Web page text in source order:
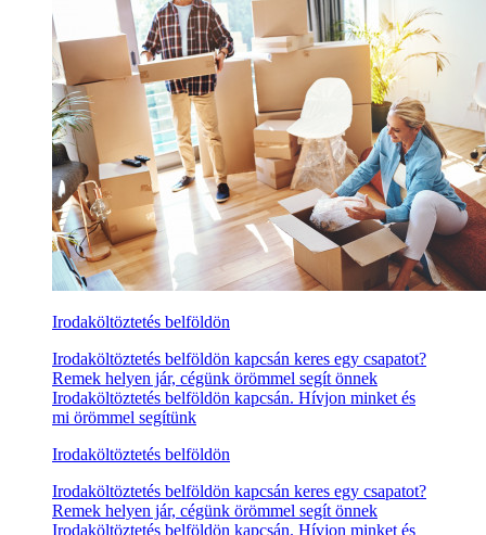
Irodaköltöztetés belföldön
Irodaköltöztetés belföldön kapcsán keres egy csapatot?
Remek helyen jár, cégünk örömmel segít önnek
Irodaköltöztetés belföldön kapcsán. Hívjon minket és
mi örömmel segítünk
Irodaköltöztetés belföldön
Irodaköltöztetés belföldön kapcsán keres egy csapatot?
Remek helyen jár, cégünk örömmel segít önnek
Irodaköltöztetés belföldön kapcsán. Hívjon minket és